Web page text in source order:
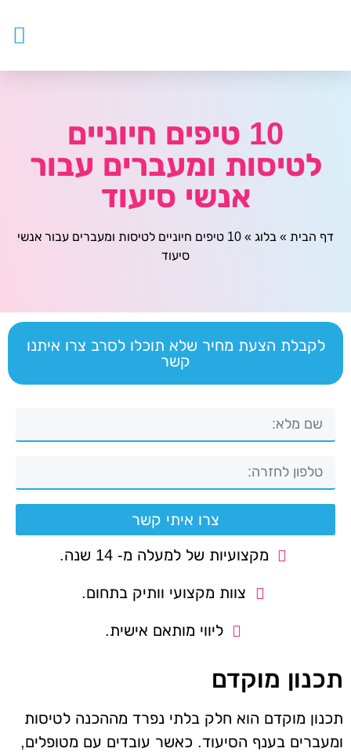
10 טיפים חיוניים
לטיסות ומעברים עבור
אנשי סיעוד
דף הבית » בלוג »
10 טיפים חיוניים לטיסות ומעברים עבור אנשי
סיעוד
לקבלת הצעת מחיר שלא תוכלו לסרב צרו איתנו
קשר
צרו איתי קשר
מקצועיות של למעלה מ- 14 שנה.
צוות מקצועי וותיק בתחום.
ליווי מותאם אישית.
תכנון מוקדם
תכנון מוקדם הוא חלק בלתי נפרד מההכנה לטיסות
ומעברים בענף הסיעוד. כאשר עובדים עם מטופלים,